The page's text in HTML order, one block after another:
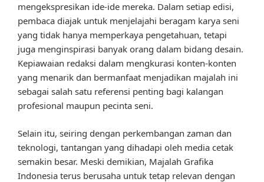
mengekspresikan ide-ide mereka. Dalam setiap edisi,
pembaca diajak untuk menjelajahi beragam karya seni
yang tidak hanya memperkaya pengetahuan, tetapi
juga menginspirasi banyak orang dalam bidang desain.
Kepiawaian redaksi dalam mengkurasi konten-konten
yang menarik dan bermanfaat menjadikan majalah ini
sebagai salah satu referensi penting bagi kalangan
profesional maupun pecinta seni.
Selain itu, seiring dengan perkembangan zaman dan
teknologi, tantangan yang dihadapi oleh media cetak
semakin besar. Meski demikian, Majalah Grafika
Indonesia terus berusaha untuk tetap relevan dengan